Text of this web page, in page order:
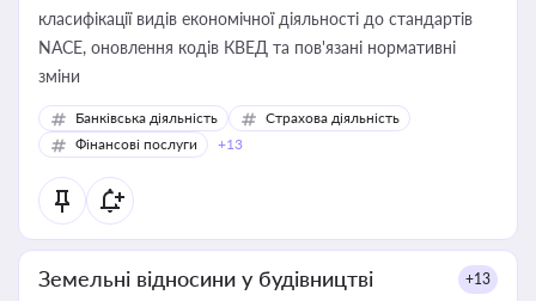
класифікації видів економічної діяльності до стандартів
NACE, оновлення кодів КВЕД та пов'язані нормативні
зміни
Банківська діяльність
Страхова діяльність
Фінансові послуги
+13
Земельні відносини у будівництві +13